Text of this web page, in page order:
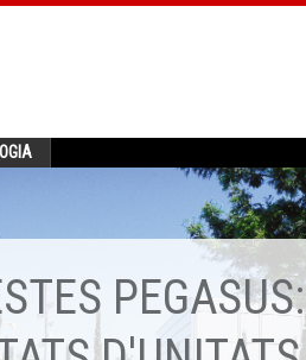
PEGASUS: